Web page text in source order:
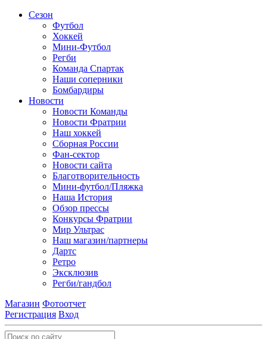
Сезон
Футбол
Хоккей
Мини-Футбол
Регби
Команда Спартак
Наши соперники
Бомбардиры
Новости
Новости Команды
Новости Фратрии
Наш хоккей
Сборная России
Фан-cектор
Новости сайта
Благотворительность
Мини-футбол/Пляжка
Наша История
Обзор прессы
Конкурсы Фратрии
Мир Ультрас
Наш магазин/партнеры
Дартс
Ретро
Эксклюзив
Регби/гандбол
Магазин Фотоотчет
Регистрация Вход